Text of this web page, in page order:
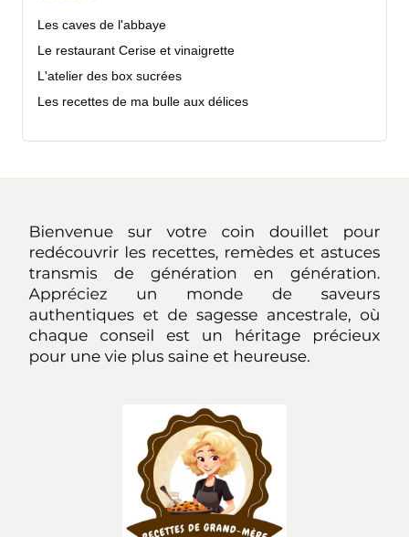
Les caves de l'abbaye
Le restaurant Cerise et vinaigrette
L'atelier des box sucrées
Les recettes de ma bulle aux délices